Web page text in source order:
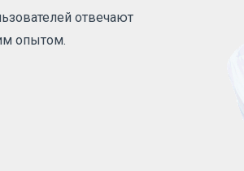
отвечают
опытом.